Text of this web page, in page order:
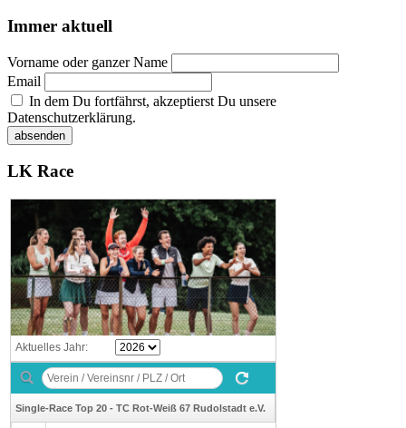
Immer aktuell
Vorname oder ganzer Name
Email
In dem Du fortfährst, akzeptierst Du unsere
Datenschutzerklärung.
LK Race